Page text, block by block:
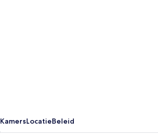
KamersLocatieBeleid